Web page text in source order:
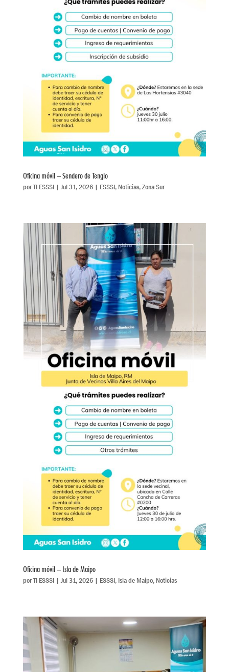
Oficina móvil – Sendero de Tenglo
porTI ESSSI|Jul 31, 2026| ESSSI,Noticias,Zona Sur
Oficina móvil – Isla de Maipo
porTI ESSSI|Jul 31, 2026| ESSSI, Isla de Maipo,Noticias